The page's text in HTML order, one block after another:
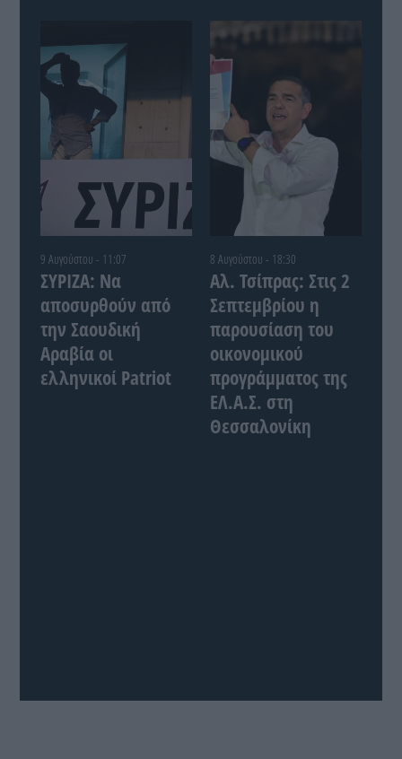
9 Αυγούστου - 11:07
ΣΥΡΙΖΑ: Να
αποσυρθούν από
την Σαουδική
Αραβία οι
ελληνικοί Patriot
8 Αυγούστου - 18:30
Αλ. Τσίπρας: Στις 2
Σεπτεμβρίου η
παρουσίαση του
οικονομικού
προγράμματος της
ΕΛ.Α.Σ. στη
Θεσσαλονίκη